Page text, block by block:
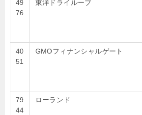
49
76
東洋ドライルーブ
40
51
GMOフィナンシャルゲート
79
44
ローランド